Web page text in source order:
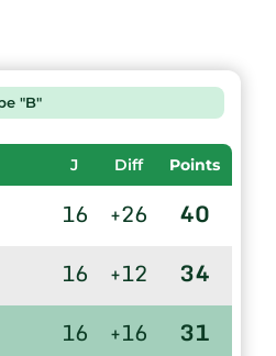
"B"
J Diff Points
16 +26 40
16 +12 34
16 +16 31